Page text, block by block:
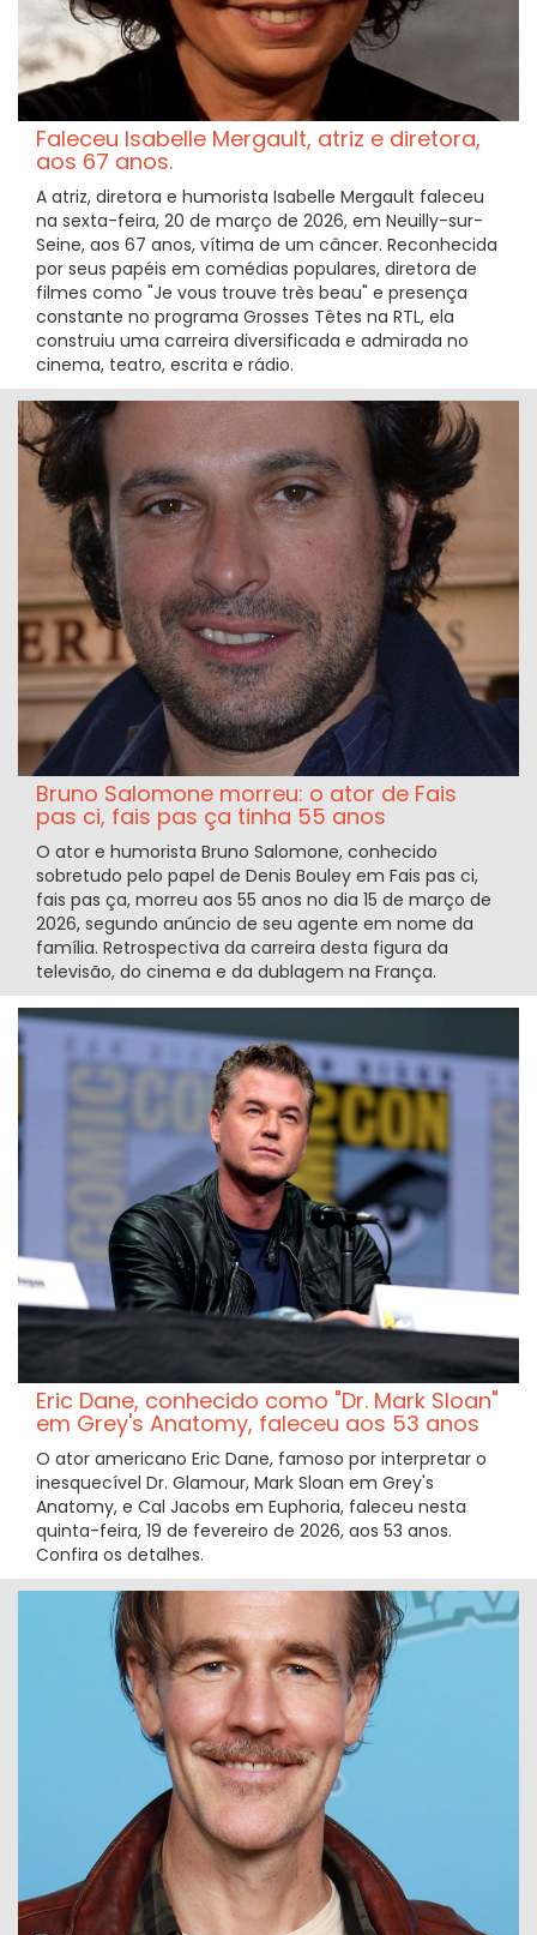
Faleceu Isabelle Mergault, atriz e diretora,
aos 67 anos.
A atriz, diretora e humorista Isabelle Mergault faleceu
na sexta-feira, 20 de março de 2026, em Neuilly-sur-
Seine, aos 67 anos, vítima de um câncer. Reconhecida
por seus papéis em comédias populares, diretora de
filmes como "Je vous trouve très beau" e presença
constante no programa Grosses Têtes na RTL, ela
construiu uma carreira diversificada e admirada no
cinema, teatro, escrita e rádio.
Bruno Salomone morreu: o ator de Fais
pas ci, fais pas ça tinha 55 anos
O ator e humorista Bruno Salomone, conhecido
sobretudo pelo papel de Denis Bouley em Fais pas ci,
fais pas ça, morreu aos 55 anos no dia 15 de março de
2026, segundo anúncio de seu agente em nome da
família. Retrospectiva da carreira desta figura da
televisão, do cinema e da dublagem na França.
Eric Dane, conhecido como "Dr. Mark Sloan"
em Grey's Anatomy, faleceu aos 53 anos
O ator americano Eric Dane, famoso por interpretar o
inesquecível Dr. Glamour, Mark Sloan em Grey's
Anatomy, e Cal Jacobs em Euphoria, faleceu nesta
quinta-feira, 19 de fevereiro de 2026, aos 53 anos.
Confira os detalhes.